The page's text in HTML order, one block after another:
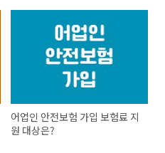
어업인 안전보험 가입 보험료 지
원 대상은?